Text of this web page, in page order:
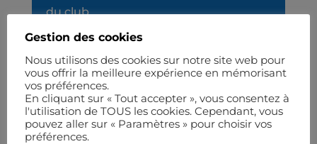
du club
Gestion des cookies
Nous utilisons des cookies sur notre site web pour
vous offrir la meilleure expérience en mémorisant
vos préférences.
En cliquant sur « Tout accepter », vous consentez à
l'utilisation de TOUS les cookies. Cependant, vous
pouvez aller sur « Paramètres » pour choisir vos
préférences.